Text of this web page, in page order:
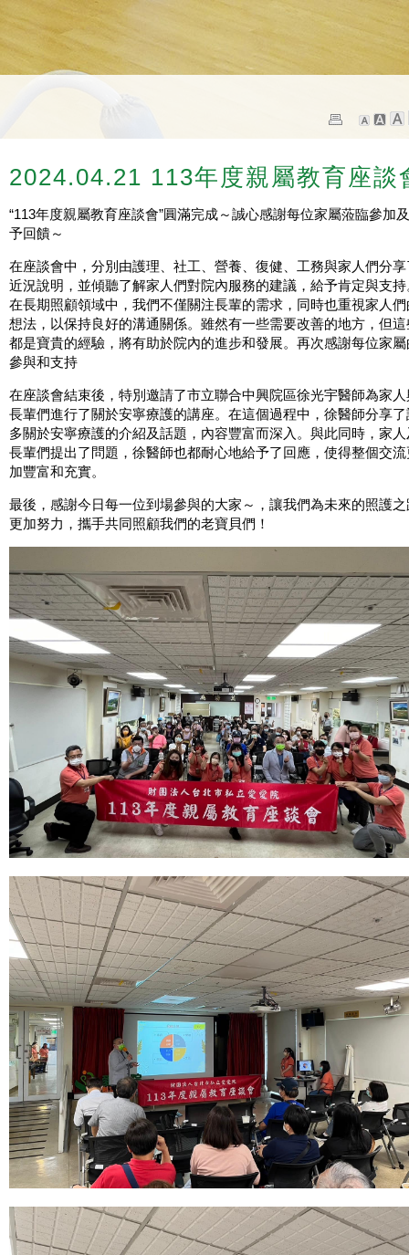
2024.04.21 113年度親屬教育座談
“113年度親屬教育座談會”圓滿完成～誠心感謝每位家屬蒞臨參加
予回饋～
在座談會中，分別由護理、社工、營養、復健、工務與家人們分享
近況說明，並傾聽了解家人們對院內服務的建議，給予肯定與支持
在長期照顧領域中，我們不僅關注長輩的需求，同時也重視家人們
想法，以保持良好的溝通關係。雖然有一些需要改善的地方，但這
都是寶貴的經驗，將有助於院內的進步和發展。再次感謝每位家屬
參與和支持
在座談會結束後，特別邀請了市立聯合中興院區徐光宇醫師為家人
長輩們進行了關於安寧療護的講座。在這個過程中，徐醫師分享了
多關於安寧療護的介紹及話題，內容豐富而深入。與此同時，家人
長輩們提出了問題，徐醫師也都耐心地給予了回應，使得整個交流
加豐富和充實。
最後，感謝今日每一位到場參與的大家～，讓我們為未來的照護之
更加努力，攜手共同照顧我們的老寶貝們！